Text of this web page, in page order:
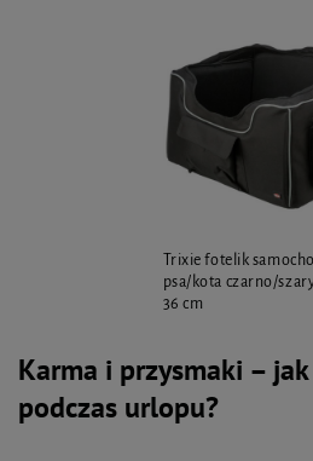
Trixie fotelik
psa/kota czarno/
36 cm
Karma i przysmaki –
podczas urlopu?